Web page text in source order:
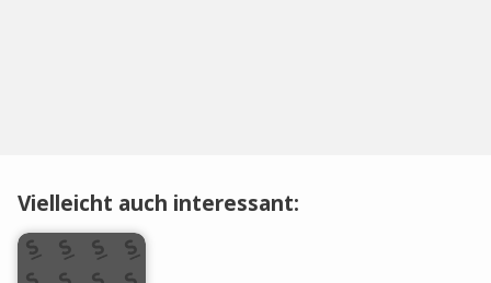
Vielleicht auch interessant: